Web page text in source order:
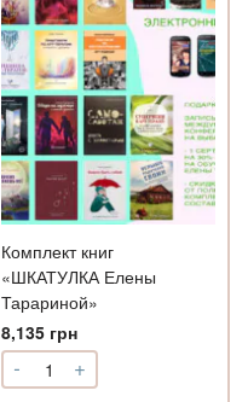
Комплект книг
«ШКАТУЛКА Елены
Тарариной»
8,135 грн
-
Количество
Комплект
+